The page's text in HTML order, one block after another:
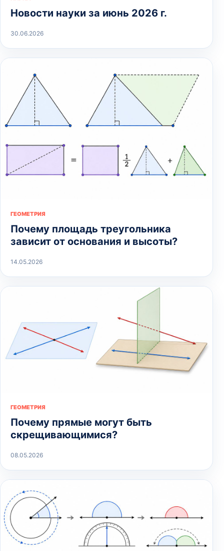
Новости науки за июнь 2026 г.
30.06.2026
ГЕОМЕТРИЯ
Почему площадь треугольника
зависит от основания и высоты?
14.05.2026
ГЕОМЕТРИЯ
Почему прямые могут быть
скрещивающимися?
08.05.2026